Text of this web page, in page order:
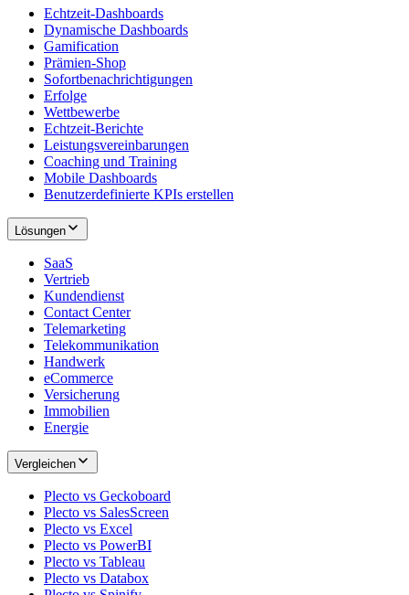
Echtzeit-Dashboards
Dynamische Dashboards
Gamification
Prämien-Shop
Sofortbenachrichtigungen
Erfolge
Wettbewerbe
Echtzeit-Berichte
Leistungsvereinbarungen
Coaching und Training
Mobile Dashboards
Benutzerdefinierte KPIs erstellen
Lösungen
SaaS
Vertrieb
Kundendienst
Contact Center
Telemarketing
Telekommunikation
Handwerk
eCommerce
Versicherung
Immobilien
Energie
Vergleichen
Plecto vs Geckoboard
Plecto vs SalesScreen
Plecto vs Excel
Plecto vs PowerBI
Plecto vs Tableau
Plecto vs Databox